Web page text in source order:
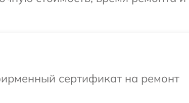
сертификат на ремонт